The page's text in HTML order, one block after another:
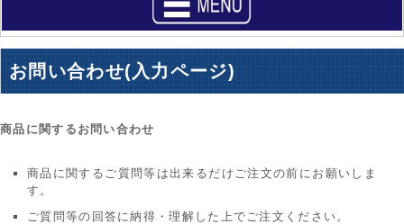
買いたい 売りたい
サポート
新着リスト 価格ダウン
お問い合わせ(入力ページ)
商品に関するお問い合わせ
商品に関するご質問等は出来るだけご注文の前にお願いしま
す。
ご質問等の回答に納得・理解した上でご注文ください。